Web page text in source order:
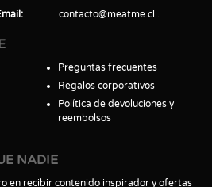
contacto@meatme.cl
Preguntas frecuentes
Regalos corporativos
Política de devoluciones y
reembolsos
NADIE
en recibir contenido inspirador y ofertas